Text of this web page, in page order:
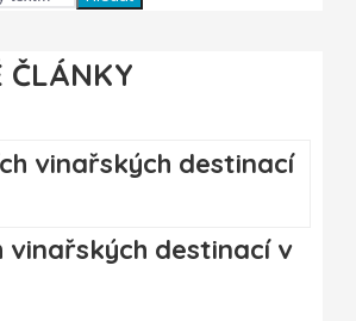
ČLÁNKY
vinařských destinací v